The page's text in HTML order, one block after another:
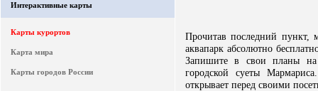
Интерактивные карты
Карты курортов
Карта мира
Карты городов России
Прочитав последний пункт,
аквапарк абсолютно
Запишите в свои планы на
городской суеты
открывает перед своими